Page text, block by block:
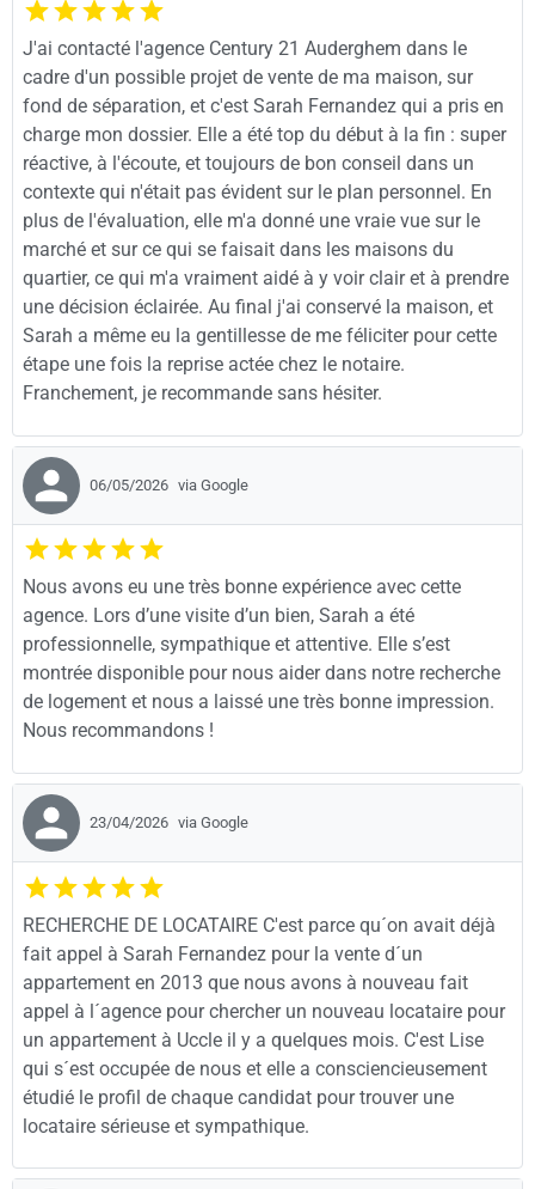
J'ai contacté l'agence Century 21 Auderghem dans le
cadre d'un possible projet de vente de ma maison, sur
fond de séparation, et c'est Sarah Fernandez qui a pris en
charge mon dossier. Elle a été top du début à la fin : super
réactive, à l'écoute, et toujours de bon conseil dans un
contexte qui n'était pas évident sur le plan personnel. En
plus de l'évaluation, elle m'a donné une vraie vue sur le
marché et sur ce qui se faisait dans les maisons du
quartier, ce qui m'a vraiment aidé à y voir clair et à prendre
une décision éclairée. Au final j'ai conservé la maison, et
Sarah a même eu la gentillesse de me féliciter pour cette
étape une fois la reprise actée chez le notaire.
Franchement, je recommande sans hésiter.
06/05/2026 via Google
Nous avons eu une très bonne expérience avec cette
agence. Lors d’une visite d’un bien, Sarah a été
professionnelle, sympathique et attentive. Elle s’est
montrée disponible pour nous aider dans notre recherche
de logement et nous a laissé une très bonne impression.
Nous recommandons !
23/04/2026 via Google
RECHERCHE DE LOCATAIRE C'est parce qu´on avait déjà
fait appel à Sarah Fernandez pour la vente d´un
appartement en 2013 que nous avons à nouveau fait
appel à l´agence pour chercher un nouveau locataire pour
un appartement à Uccle il y a quelques mois. C'est Lise
qui s´est occupée de nous et elle a consciencieusement
étudié le profil de chaque candidat pour trouver une
locataire sérieuse et sympathique.